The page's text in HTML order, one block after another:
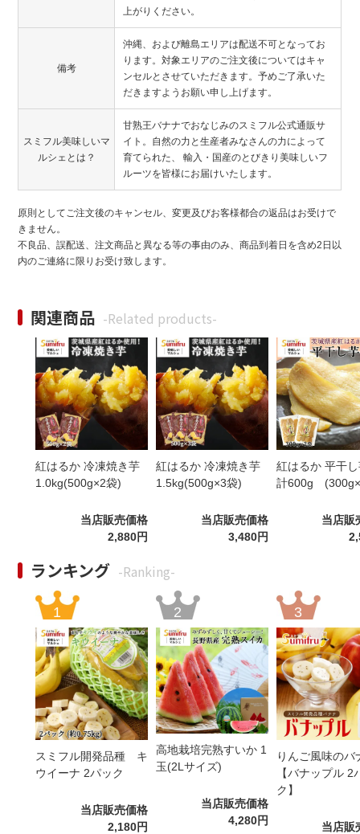
上がりください。
備考
沖縄、および離島エリアは配送不可となってお
ります。対象エリアのご注文後についてはキャ
ンセルとさせていただきます。予めご了承いた
だきますようお願い申し上げます。
スミフル美味しいマ
ルシェとは？
甘熟王バナナでおなじみのスミフル公式通販サ
イト。自然の力と生産者みなさんの力によって
育てられた、 輸入・国産のとびきり美味しいフ
ルーツを皆様にお届けいたします。
原則としてご注文後のキャンセル、変更及びお客様都合の返品はお受けで
きません。
不良品、誤配送、注文商品と異なる等の事由のみ、商品到着日を含め2日以
内のご連絡に限りお受け致します。
関連商品 -Related products-
紅はるか 冷凍焼き芋
1.0kg(500g×2袋)
当店販売価格
2,880円
紅はるか 冷凍焼き芋
1.5kg(500g×3袋)
当店販売価格
3,480円
紅はるか 平干
計600g
当店販
ランキング -Ranking-
スミフル開発品種 キ
ウイーナ 2パック
当店販売価格
2,180円
高地栽培完熟すいか 1
玉(2Lサイズ)
当店販売価格
4,280円
りんご風味のバ
【バナップル 2
ク】
当店販